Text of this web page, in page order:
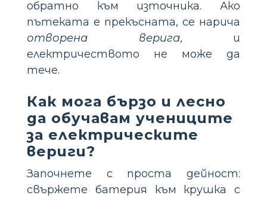
обратно към източника. Ако
пътеката е прекъсната, се нарича
отворена верига, и
електричеството не може да
тече.
Как мога бързо и лесно
да обучавам учениците
за електрическите
вериги?
Започнете с проста дейност:
свържете батерия към крушка с